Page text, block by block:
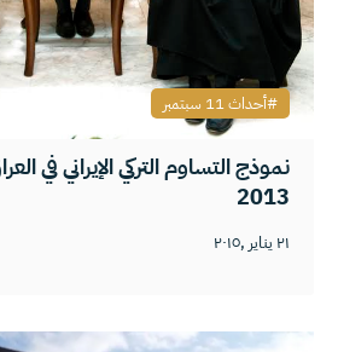
2013
٢١ يناير ,٢٠١٥
أحداث 11 سبتمبر